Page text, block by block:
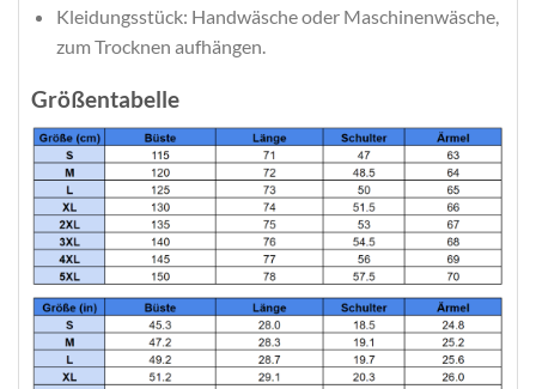
Kleidungsstück: Handwäsche oder Maschinenwäsche,
zum Trocknen aufhängen.
Größentabelle